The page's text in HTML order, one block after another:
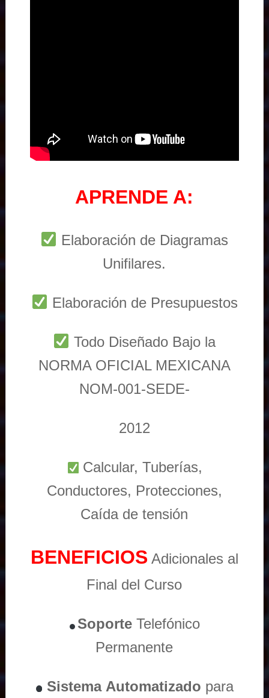
APRENDE A:
Elaboración de Diagramas
Unifilares.
Elaboración de Presupuestos
Todo Diseñado Bajo la
NORMA OFICIAL MEXICANA
NOM-001-SEDE-
2012
Calcular, Tuberías,
Conductores, Protecciones,
Caída de tensión
BENEFICIOS Adicionales al
Final del Curso
Soporte Telefónico
Permanente
Sistema Automatizado para